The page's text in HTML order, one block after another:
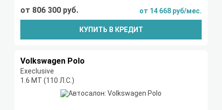
от 806 300 руб. от 14 668 руб/мес.
КУПИТЬ В КРЕДИТ
Volkswagen Polo
Execlusive
1.6 MT (110 Л.С.)